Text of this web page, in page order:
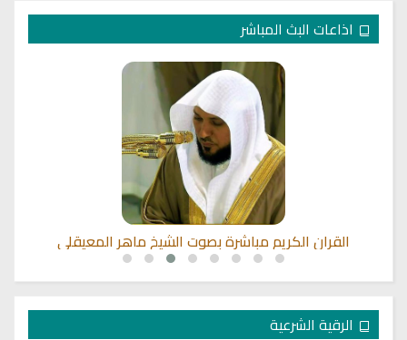
اذاعات البث المباشر
القران الكريم مباشرة بصوت الشيخ ماهر المعيقلي
الرقية الشرعية